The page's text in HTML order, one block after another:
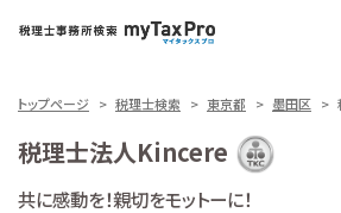
トップページ 税理士検索 東京都 墨田区
税理士法人Kincere
共に感動を！親切をモットーに！